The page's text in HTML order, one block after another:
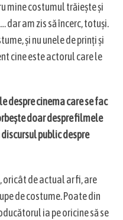
mine costumul trăiește și
dar am zis să încerc, totuși.
și nu unele de prinți și
cine este actorul care le
despre cinema care se fac
doar despre filmele
discursul public despre
oricât de actual ar fi, are
de costume. Poate din
ia pe oricine să se